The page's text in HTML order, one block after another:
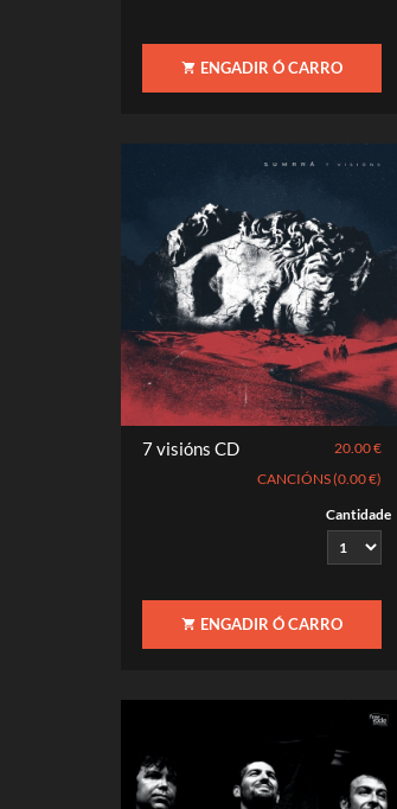
ENGADIR Ó CARRO
7 visións CD
20.00 €
CANCIÓNS (0.00 €)
Cantidade
ENGADIR Ó CARRO